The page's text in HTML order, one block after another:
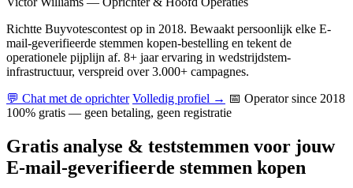
Richtte Buyvotescontest op in 2018. Bewaakt persoonlijk elke E-
mail-geverifieerde stemmen kopen-bestelling en tekent de
operationele pijplijn af. 8+ jaar ervaring in wedstrijdstem-
infrastructuur, verspreid over 3.000+ campagnes.
💬 Chat met de oprichter Volledig profiel → 📅 Operator since 2018
100% gratis — geen betaling, geen registratie
Gratis analyse & teststemmen voor jouw
E-mail-geverifieerde stemmen kopen